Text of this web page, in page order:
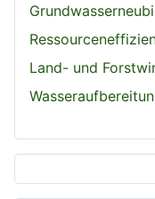
Land- und